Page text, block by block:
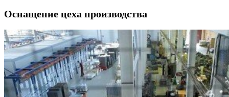
Оснащение цеха производства